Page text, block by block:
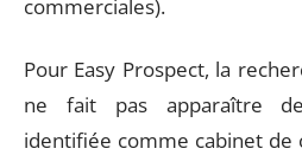
commerciales).
Pour Easy Prospect, la
ne fait pas apparaître
identifiée comme cabinet de